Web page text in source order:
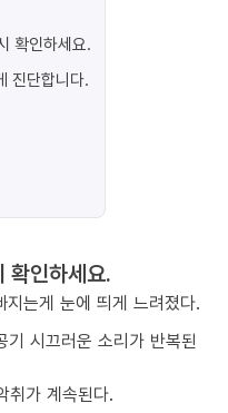
확인하세요.
진단합니다.
확인하세요.
지는게 눈에 띄게 느려졌다.
기 시끄러운 소리가 반복된
취가 계속된다.